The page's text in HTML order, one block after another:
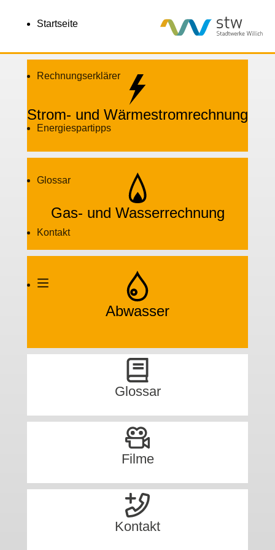
Startseite
Rechnungserklärer
Energiespartipps
Glossar
Kontakt
Strom- und Wärmestromrechnung
Gas- und Wasserrechnung
Abwasser
Glossar
Filme
Kontakt